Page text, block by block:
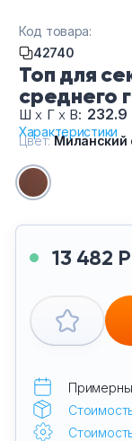
Топ для
среднего
узких
и 1-го
и 3-х
орех
орех
Ш х Г х В: 232.9
Характеристики
Код товара:
42740
13 482 Р
Цвет:Миланский